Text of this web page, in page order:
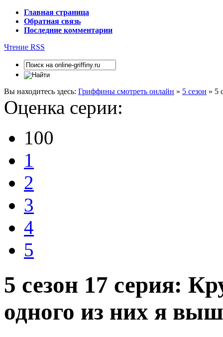
Главная страница
Обратная связь
Последние комментарии
Чтение RSS
Вы находитесь здесь: Гриффины смотреть онлайн » 5 сезон » 5
Оценка серии:
100
1
2
3
4
5
5 сезон 17 серия:
одного из них я